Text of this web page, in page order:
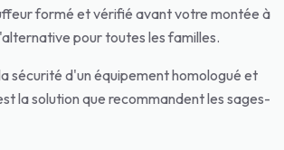
formé et vérifié avant votre montée à
pour toutes les familles.
sécurité d'un équipement homologué et
la solution que recommandent les sages-